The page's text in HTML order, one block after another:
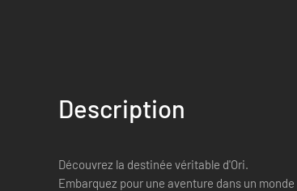
Description
Découvrez la destinée véritable d'Ori.
Embarquez pour une aventure dans un